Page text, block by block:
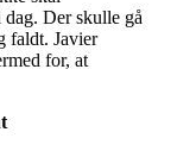
Der skulle gå
faldt. Javier
for, at